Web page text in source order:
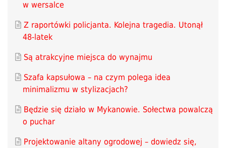
w wersalce
Z raportówki policjanta. Kolejna tragedia. Utonął
48-latek
Są atrakcyjne miejsca do wynajmu
Szafa kapsułowa – na czym polega idea
minimalizmu w stylizacjach?
Będzie się działo w Mykanowie. Sołectwa powalczą
o puchar
Projektowanie altany ogrodowej – dowiedz się,